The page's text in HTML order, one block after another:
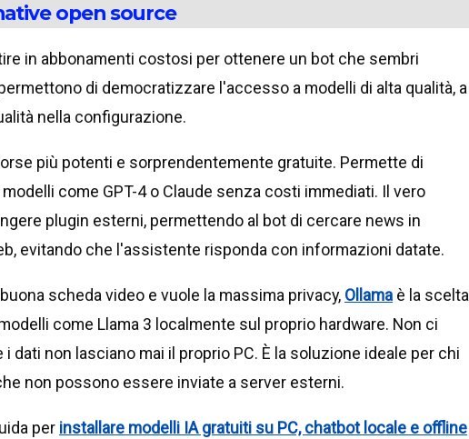
open source
in abbonamenti costosi per ottenere un bot che sembri
di democratizzare l'accesso a modelli di alta qualità, a
nella configurazione.
più potenti e sorprendentemente gratuite. Permette di
come GPT-4 o Claude senza costi immediati. Il vero
plugin esterni, permettendo al bot di cercare news in
evitando che l'assistente risponda con informazioni datate.
scheda video e vuole la massima privacy, Ollama è la scelta
come Llama 3 localmente sul proprio hardware. Non ci
dati non lasciano mai il proprio PC. È la soluzione ideale per chi
non possono essere inviate a server esterni.
per installare modelli IA gratuiti su PC, chatbot locale e offline